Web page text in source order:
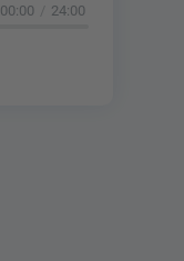
00:00 24:00